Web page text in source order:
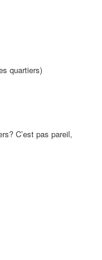
quartiers)
C’est pas pareil,